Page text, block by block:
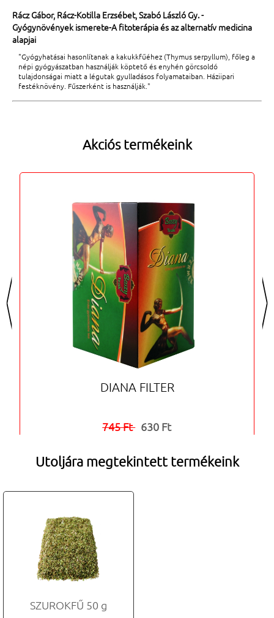
Rácz Gábor, Rácz-Kotilla Erzsébet, Szabó László Gy. -
Gyógynövények ismerete-A fitoterápia és az alternatív medicina
alapjai
"Gyógyhatásai hasonlítanak a kakukkfűéhez (Thymus serpyllum), főleg a
népi gyógyászatban használják köptető és enyhén görcsoldó
tulajdonságai miatt a légutak gyulladásos folyamataiban. Háziipari
festéknövény. Fűszerként is használják."
Akciós termékeink
<
DIANA FILTER
745 Ft 630 Ft
>
Utoljára megtekintett termékeink
SZUROKFŰ 50 g